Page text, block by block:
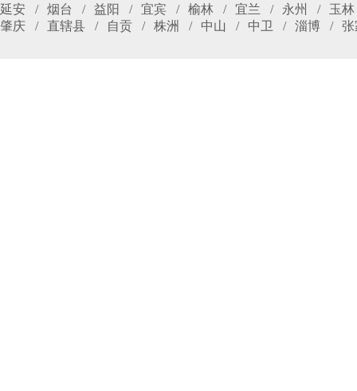
延安
烟台 益阳 宜宾 榆林 宜兰 永州
玉林
肇庆
直辖县 自贡 株洲 中山 中卫 淄博 张